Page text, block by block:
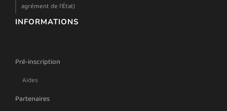
agrément de l'État)
INFORMATIONS
Pré-inscription
Aides
Partenaires